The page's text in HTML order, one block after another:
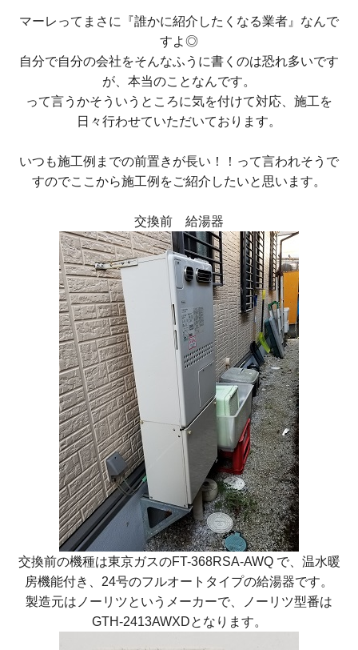
マーレってまさに『誰かに紹介したくなる業者』なんで
すよ◎
自分で自分の会社をそんなふうに書くのは恐れ多いです
が、本当のことなんです。
って言うかそういうところに気を付けて対応、施工を
日々行わせていただいております。
いつも施工例までの前置きが長い！！って言われそうで
すのでここから施工例をご紹介したいと思います。
交換前 給湯器
交換前の機種は東京ガスのFT-368RSA-AWQ で、温水暖
房機能付き、24号のフルオートタイプの給湯器です。
製造元はノーリツというメーカーで、ノーリツ型番は
GTH-2413AWXDとなります。